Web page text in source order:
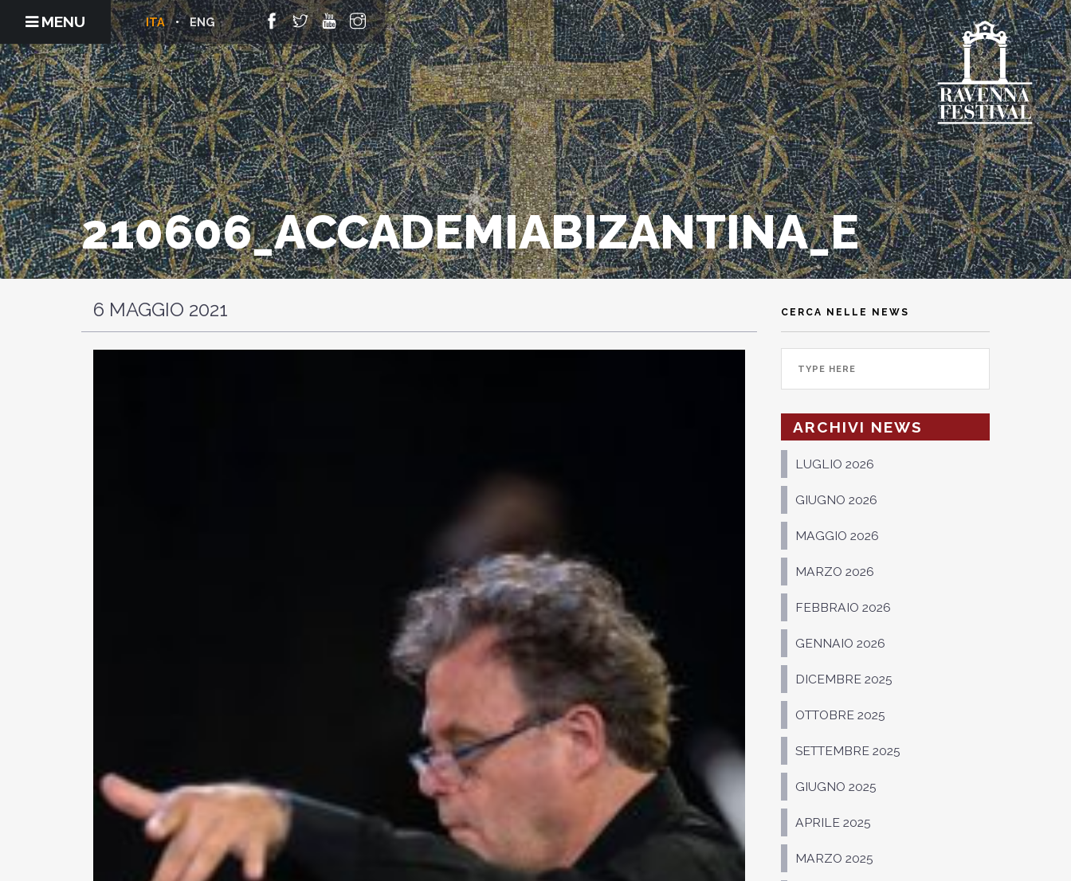
MENU ENG
ITA
210606_ACCADEMIABIZANTINA_E
6 MAGGIO 2021 CERCA NELLE NEWS
ARCHIVI NEWS
LUGLIO 2026
GIUGNO 2026
MAGGIO 2026
MARZO 2026
FEBBRAIO 2026
GENNAIO 2026
DICEMBRE 2025
OTTOBRE 2025
SETTEMBRE 2025
GIUGNO 2025
APRILE 2025
MARZO 2025